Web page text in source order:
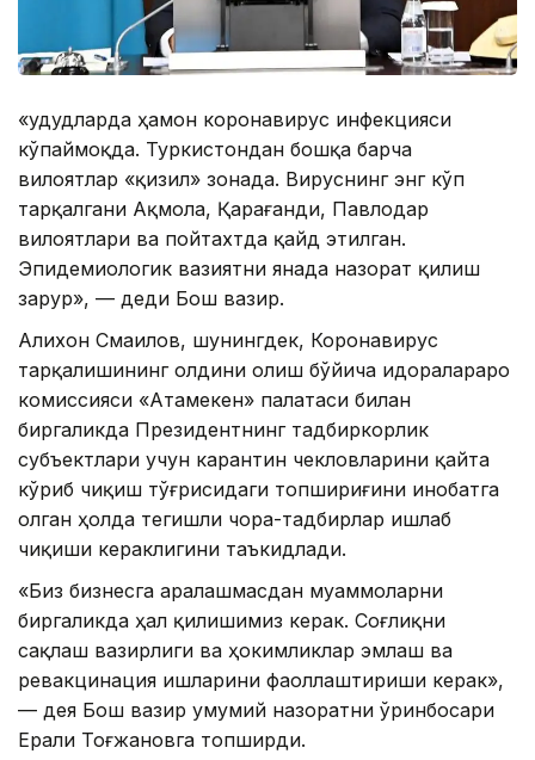
«Ҳудудларда ҳамон коронавирус инфекцияси
кўпаймоқда. Туркистондан бошқа барча
вилоятлар «қизил» зонада. Вируснинг энг кўп
тарқалгани Ақмола, Қарағанди, Павлодар
вилоятлари ва пойтахтда қайд этилган.
Эпидемиологик вазиятни янада назорат қилиш
зарур», — деди Бош вазир.
Алихон Смаилов, шунингдек, Коронавирус
тарқалишининг олдини олиш бўйича идоралараро
комиссияси «Атамекен» палатаси билан
биргаликда Президентнинг тадбиркорлик
субъектлари учун карантин чекловларини қайта
кўриб чиқиш тўғрисидаги топшириғини инобатга
олган ҳолда тегишли чора-тадбирлар ишлаб
чиқиши кераклигини таъкидлади.
«Биз бизнесга аралашмасдан муаммоларни
биргаликда ҳал қилишимиз керак. Соғлиқни
сақлаш вазирлиги ва ҳокимликлар эмлаш ва
ревакцинация ишларини фаоллаштириши керак»,
— дея Бош вазир умумий назоратни ўринбосари
Ерали Тоғжановга топширди.